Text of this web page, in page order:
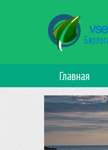
Главная